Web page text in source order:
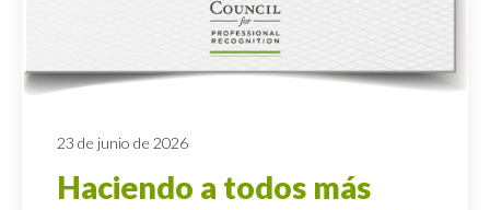
23 de junio de 2026
Haciendo a todos más